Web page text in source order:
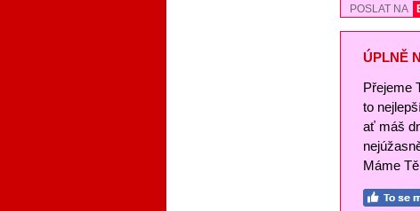
POSLAT NA
ÚPLNĚ
Přejeme
to
ať máš
Máme